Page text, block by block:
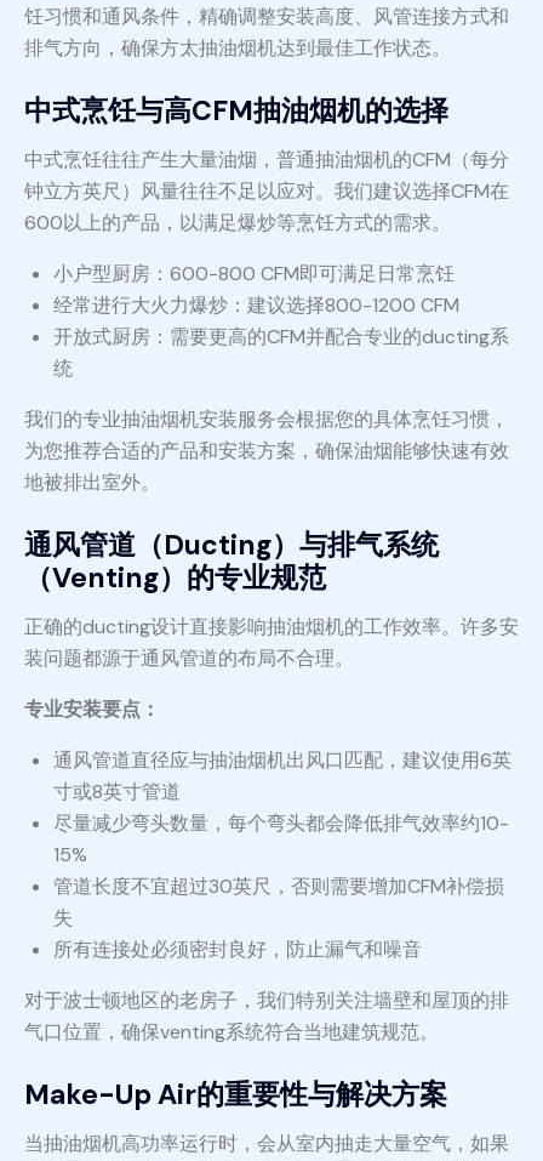
饪习惯和通风条件，精确调整安装高度、风管连接方式和
排气方向，确保方太抽油烟机达到最佳工作状态。
中式烹饪与高CFM抽油烟机的选择
中式烹饪往往产生大量油烟，普通抽油烟机的CFM（每分
钟立方英尺）风量往往不足以应对。我们建议选择CFM在
600以上的产品，以满足爆炒等烹饪方式的需求。
小户型厨房：600-800 CFM即可满足日常烹饪
经常进行大火力爆炒：建议选择800-1200 CFM
开放式厨房：需要更高的CFM并配合专业的ducting系
统
我们的专业抽油烟机安装服务会根据您的具体烹饪习惯，
为您推荐合适的产品和安装方案，确保油烟能够快速有效
地被排出室外。
通风管道（Ducting）与排气系统
（Venting）的专业规范
正确的ducting设计直接影响抽油烟机的工作效率。许多安
装问题都源于通风管道的布局不合理。
专业安装要点：
通风管道直径应与抽油烟机出风口匹配，建议使用6英
寸或8英寸管道
尽量减少弯头数量，每个弯头都会降低排气效率约10-
15%
管道长度不宜超过30英尺，否则需要增加CFM补偿损
失
所有连接处必须密封良好，防止漏气和噪音
对于波士顿地区的老房子，我们特别关注墙壁和屋顶的排
气口位置，确保venting系统符合当地建筑规范。
Make-Up Air的重要性与解决方案
当抽油烟机高功率运行时，会从室内抽走大量空气，如果